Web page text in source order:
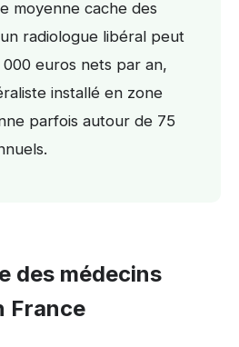
moyenne cache des
radiologue libéral peut
euros nets par an,
installé en zone
parfois autour de 75
des médecins
France